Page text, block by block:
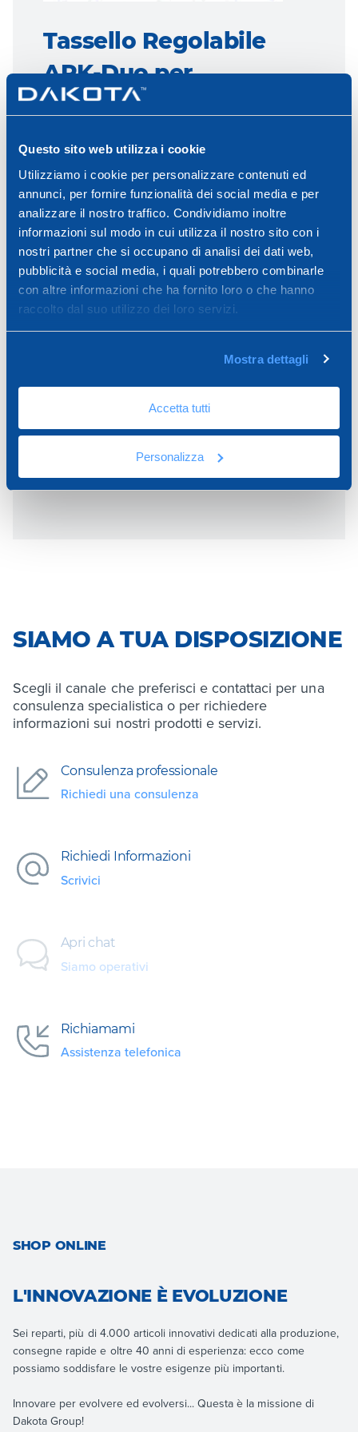
Questo sito web utilizza i cookie
Utilizziamo i cookie per personalizzare contenuti ed
annunci, per fornire funzionalità dei social media e per
analizzare il nostro traffico. Condividiamo inoltre
informazioni sul modo in cui utilizza il nostro sito con i
nostri partner che si occupano di analisi dei dati web,
pubblicità e social media, i quali potrebbero combinarle
con altre informazioni che ha fornito loro o che hanno
raccolto dal suo utilizzo dei loro servizi.
Mostra dettagli
Accetta tutti
Personalizza
Tassello Regolabile
ARK-Duo per
Controparete interna
Il tassello regolabile Ark-Duo è un prodotto
telescopico da interno con misura da 80 a 140
mm che facilita e velocizza l'installazione e il
fissaggio di isolanti e ...
Per maggiori dettagli vai alla scheda prodotto
Vai a scheda prodotto
CAR44-80140BR
da 80 a 140 mm
SIAMO A TUA DISPOSIZIONE
Scegli il canale che preferisci e contattaci per una
consulenza specialistica o per richiedere
informazioni sui nostri prodotti e servizi.
Consulenza professionale
Richiedi una consulenza
Richiedi Informazioni
Scrivici
Apri chat
Siamo operativi
Richiamami
Assistenza telefonica
SHOP ONLINE
L'INNOVAZIONE È EVOLUZIONE
Sei reparti, più di 4.000 articoli innovativi dedicati alla produzione,
consegne rapide e oltre 40 anni di esperienza: ecco come
possiamo soddisfare le vostre esigenze più importanti.
Innovare per evolvere ed evolversi... Questa è la missione di
Dakota Group!